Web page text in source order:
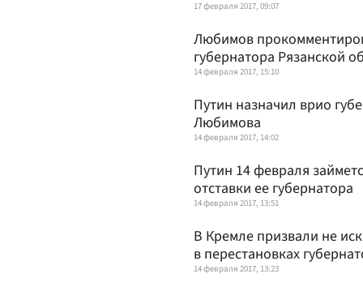
17 февраля 2017, 09:07
Любимов
губернатора Рязанской
14 февраля 2017, 15:10
Путин назначил врио
Любимова
14 февраля 2017, 14:02
Путин 14 февраля
отставки ее губернатора
14 февраля 2017, 13:51
В Кремле призвали не
в перестановках
14 февраля 2017, 13:23